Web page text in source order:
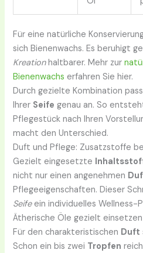
Für eine natürliche
sich Bienenwachs. Es beruhigt
Kreationhaltbarer. Mehr zur
Bienenwachs erfahren Sie hier.
Durch gezielte Kombination
Ihrer Seife genau an. So
Pflegestück nach Ihren
macht den Unterschied.
Duft und Pflege: Zusatzstoffe
Gezielt eingesetzte
nicht nur einen angenehmen
Pflegeeigenschaften. Dieser
Seifeein individuelles Wellness-
Ätherische Öle gezielt einsetzen
Für den charakteristischen Duft
Schon ein bis zwei Tropfen